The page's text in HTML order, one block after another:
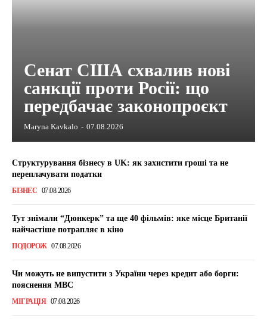
Сенат США схвалив нові
санкції проти Росії: що
передбачає законопроєкт
Maryna Kavkalo - 07.08.2026
Структурування бізнесу в UK: як захистити гроші та не
переплачувати податки
БІЗНЕС 07.08.2026
Тут знімали “Дюнкерк” та ще 40 фільмів: яке місце Британії
найчастіше потрапляє в кіно
ПОДОРОЖ 07.08.2026
Чи можуть не випустити з України через кредит або борги:
пояснення МВС
МІГРАЦІЯ 07.08.2026